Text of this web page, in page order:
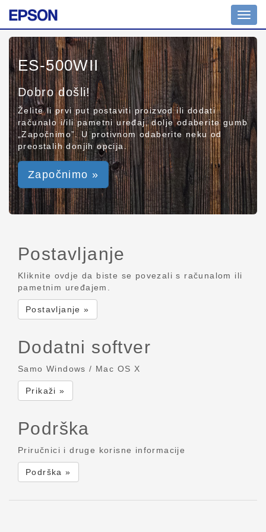
ES-500WII
Dobro došli!
Želite li prvi put postaviti proizvod ili dodati
računalo i/ili pametni uređaj, dolje odaberite gumb
„Započnimo”. U protivnom odaberite neku od
preostalih donjih opcija.
Započnimo »
Postavljanje
Kliknite ovdje da biste se povezali s računalom ili
pametnim uređajem.
Postavljanje »
Dodatni softver
Samo Windows / Mac OS X
Prikaži »
Podrška
Priručnici i druge korisne informacije
Podrška »